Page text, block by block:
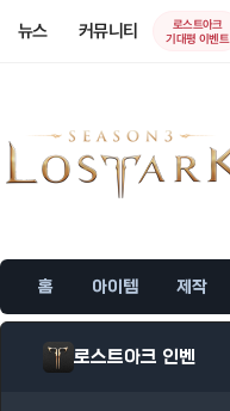
뉴스 커뮤니티
로스트아크
기대평 이벤트
홈 아이템 제작
로스트아크 인벤